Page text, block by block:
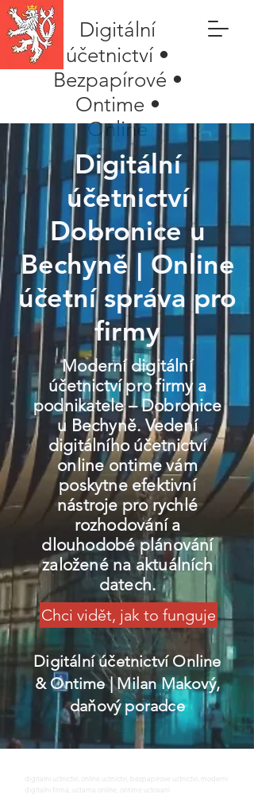
Digitální
účetnictví •
Bezpapírové •
Ontime •
Online
Digitální
účetnictví
Dobronice u
Bechyně | Online
účetní správa pro
firmy
Moderní digitální
účetnictví pro firmy a
podnikatele – Dobronice
u Bechyně. Vedení
digitálního účetnictví
online ontime vám
poskytne efektivní
nástroje pro rychlé
rozhodování a
dlouhodobé plánování
založené na aktuálních
datech.
Chci vidět, jak to funguje
Digitální účetnictví Online
& Ontime| Milan Makový,
daňový poradce
digitalni uctnictvi, online uctnictvi, bezpapirove uctnictvi, moderni
digitalni firma, uctarna online, ontime uctovani